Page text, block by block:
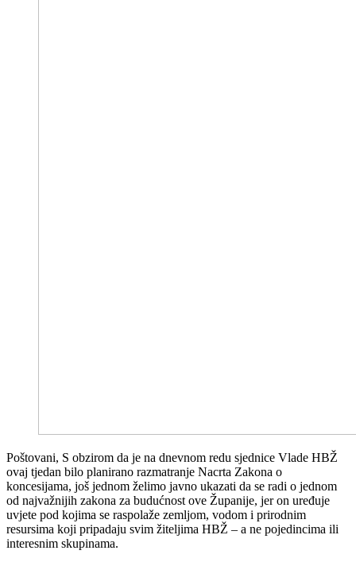
Poštovani, S obzirom da je na dnevnom redu sjednice Vlade HBŽ
ovaj tjedan bilo planirano razmatranje Nacrta Zakona o
koncesijama, još jednom želimo javno ukazati da se radi o jednom
od najvažnijih zakona za budućnost ove Županije, jer on uređuje
uvjete pod kojima se raspolaže zemljom, vodom i prirodnim
resursima koji pripadaju svim žiteljima HBŽ – a ne pojedincima ili
interesnim skupinama.